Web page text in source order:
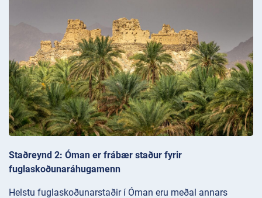
Staðreynd 2: Óman er frábær staður fyrir
fuglaskoðunaráhugamenn
Helstu fuglaskoðunarstaðir í Óman eru meðal annars